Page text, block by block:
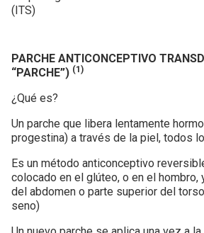
(ITS)
PARCHE ANTICONCEPTIVO
“PARCHE”) (1)
¿Qué es?
Un parche que libera lentamente
progestina) a través de la piel, todos
Es un método anticonceptivo
colocado en el glúteo, o en el hombro,
del abdomen o parte superior del
seno)